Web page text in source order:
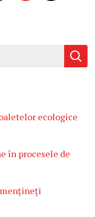
ecologice
în procesele de
mențineți